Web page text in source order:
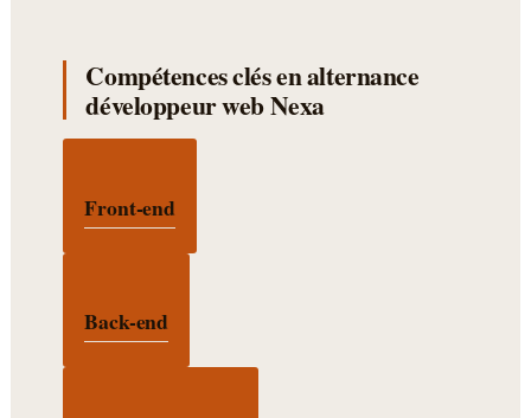
Compétences clés en alternance
développeur web Nexa
Front-end
Back-end